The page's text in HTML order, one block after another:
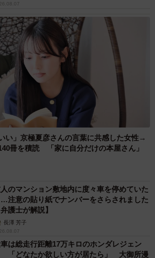
ります（metamorworks/stock.adobe.com）
ルブル、ブルブル。スマートフォンに
が浮かびました。
はごめんなー。仕事フルタイムで忙しい
ート始めたで。子どもも小学校上がっ
も離れたし、やっぱり稼がんと…」
も、なかなか本題に入らないB子。
前やけどな、人生変わるようなことが
と本題！？）
い」京極夏彦さんの言葉に共感した女性→
冊を積読 「家に自分だけの本屋さん」
のマンション敷地内に度々車を停めていた
…注意の貼り紙でナンバーをさらされました
弁護士が解説】
長澤 芳子
は総走行距離17万キロのホンダレジェン
「どなたか欲しい方が居たら」 大御所漫